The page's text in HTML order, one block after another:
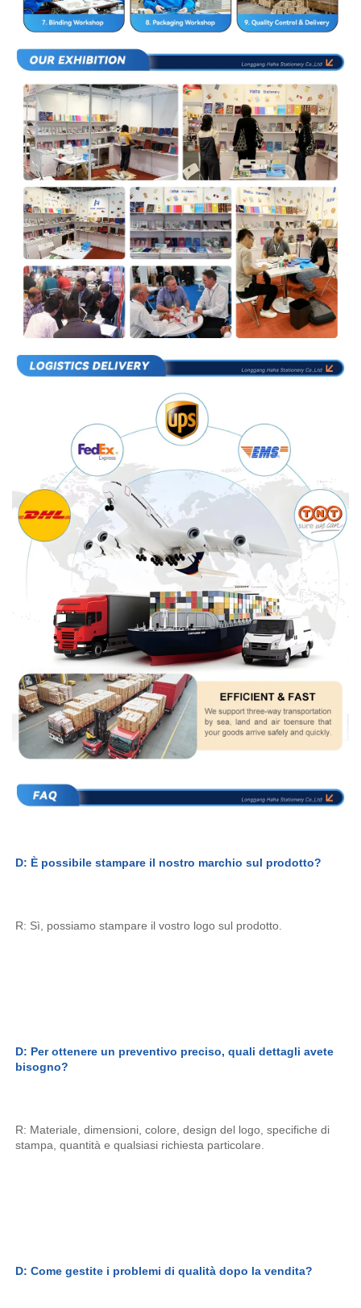
D: È possibile stampare il nostro marchio sul prodotto?
R: Sì, possiamo stampare il vostro logo sul prodotto.
D: Per ottenere un preventivo preciso, quali dettagli avete
bisogno?
R: Materiale, dimensioni, colore, design del logo, specifiche di
stampa, quantità e qualsiasi richiesta particolare.
D: Come gestite i problemi di qualità dopo la vendita?